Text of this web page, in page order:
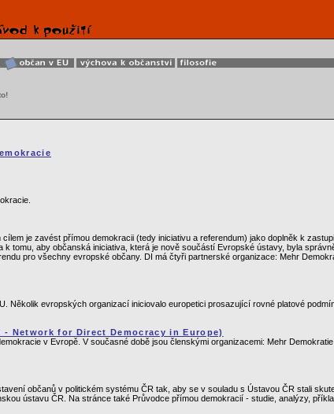
je zavést přímou demokracii (tedy iniciativu a referendum) jako doplněk k
tomu, aby občanská iniciativa, která je nově součástí Evropské ústavy, byla
pro všechny evropské občany. DI má čtyři partnerské organizace: Mehr
Několik evropských organizací iniciovalo europetici prosazující rovné platové
Network for Direct Democracy in Europe)
v Evropě. V současné době jsou členskými organizacemi: Mehr
občanů v politickém systému ČR tak, aby se v souladu s Ústavou ČR stali
ústavu ČR. Na stránce také Průvodce přímou demokracií - studie, analýzy,